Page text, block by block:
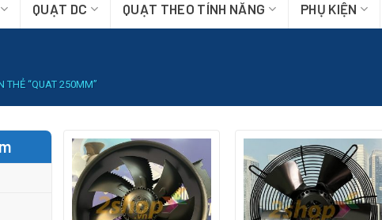
QUẠT DC QUẠT THEO TÍNH NĂNG PHỤ KIỆN
THẺ “QUAT 250MM”